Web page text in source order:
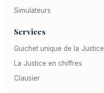
Simulateurs
Services
Guichet unique de la Justice
La Justice en chiffres
Clausier